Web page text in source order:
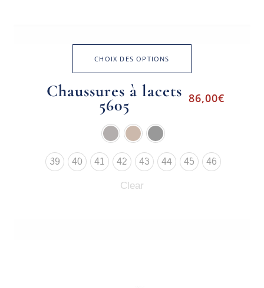
CHOIX DES OPTIONS
Chaussures à lacets
5605 86,00€
39 40 41 42 43 44 45 46
Clear